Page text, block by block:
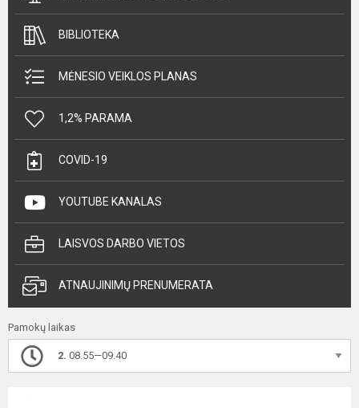
BIBLIOTEKA
MĖNESIO VEIKLOS PLANAS
1,2% PARAMA
COVID-19
YOUTUBE KANALAS
LAISVOS DARBO VIETOS
ATNAUJINIMŲ PRENUMERATA
Pamokų laikas
2. 08.55—09.40